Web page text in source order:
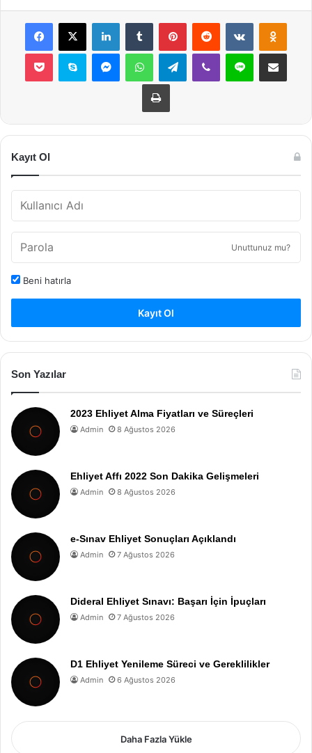
Facebook
X LinkedInTumblr PinterestReddit VKontakte
Pocket Skype MessengerWhatsAppTelegramViber Line E-Posta ile
Yazdır
Kayıt Ol
Unuttunuz mu?
Beni hatırla
Kayıt Ol
Son Yazılar
2023 Ehliyet Alma Fiyatları ve Süreçleri
Admin 8 Ağustos 2026
Ehliyet Affı 2022 Son Dakika Gelişmeleri
Admin 8 Ağustos 2026
e-Sınav Ehliyet Sonuçları Açıklandı
Admin 7 Ağustos 2026
Dideral Ehliyet Sınavı: Başarı İçin İpuçları
Admin 7 Ağustos 2026
D1 Ehliyet Yenileme Süreci ve Gereklilikler
Admin 6 Ağustos 2026
Daha Fazla Yükle